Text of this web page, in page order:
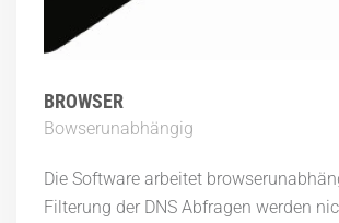
BROWSER
Bowserunabhängig
Die Software arbeitet
Filterung der DNS Abfragen werden